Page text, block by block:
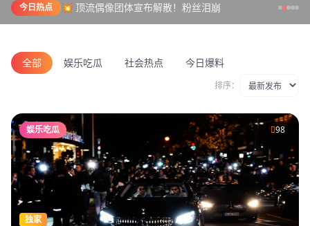
今日热点 💥 顶流偶像团体宣布解散！粉丝泪崩
全部 娱乐吃瓜 社会热点 今日爆料
排序：
娱乐吃瓜 98
独家